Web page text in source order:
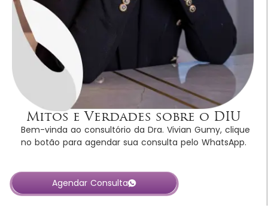
Mitos e Verdades sobre o DIU
Bem-vinda ao consultório da Dra. Vivian Gumy, clique
no botão para agendar sua consulta pelo WhatsApp.
Agendar Consulta